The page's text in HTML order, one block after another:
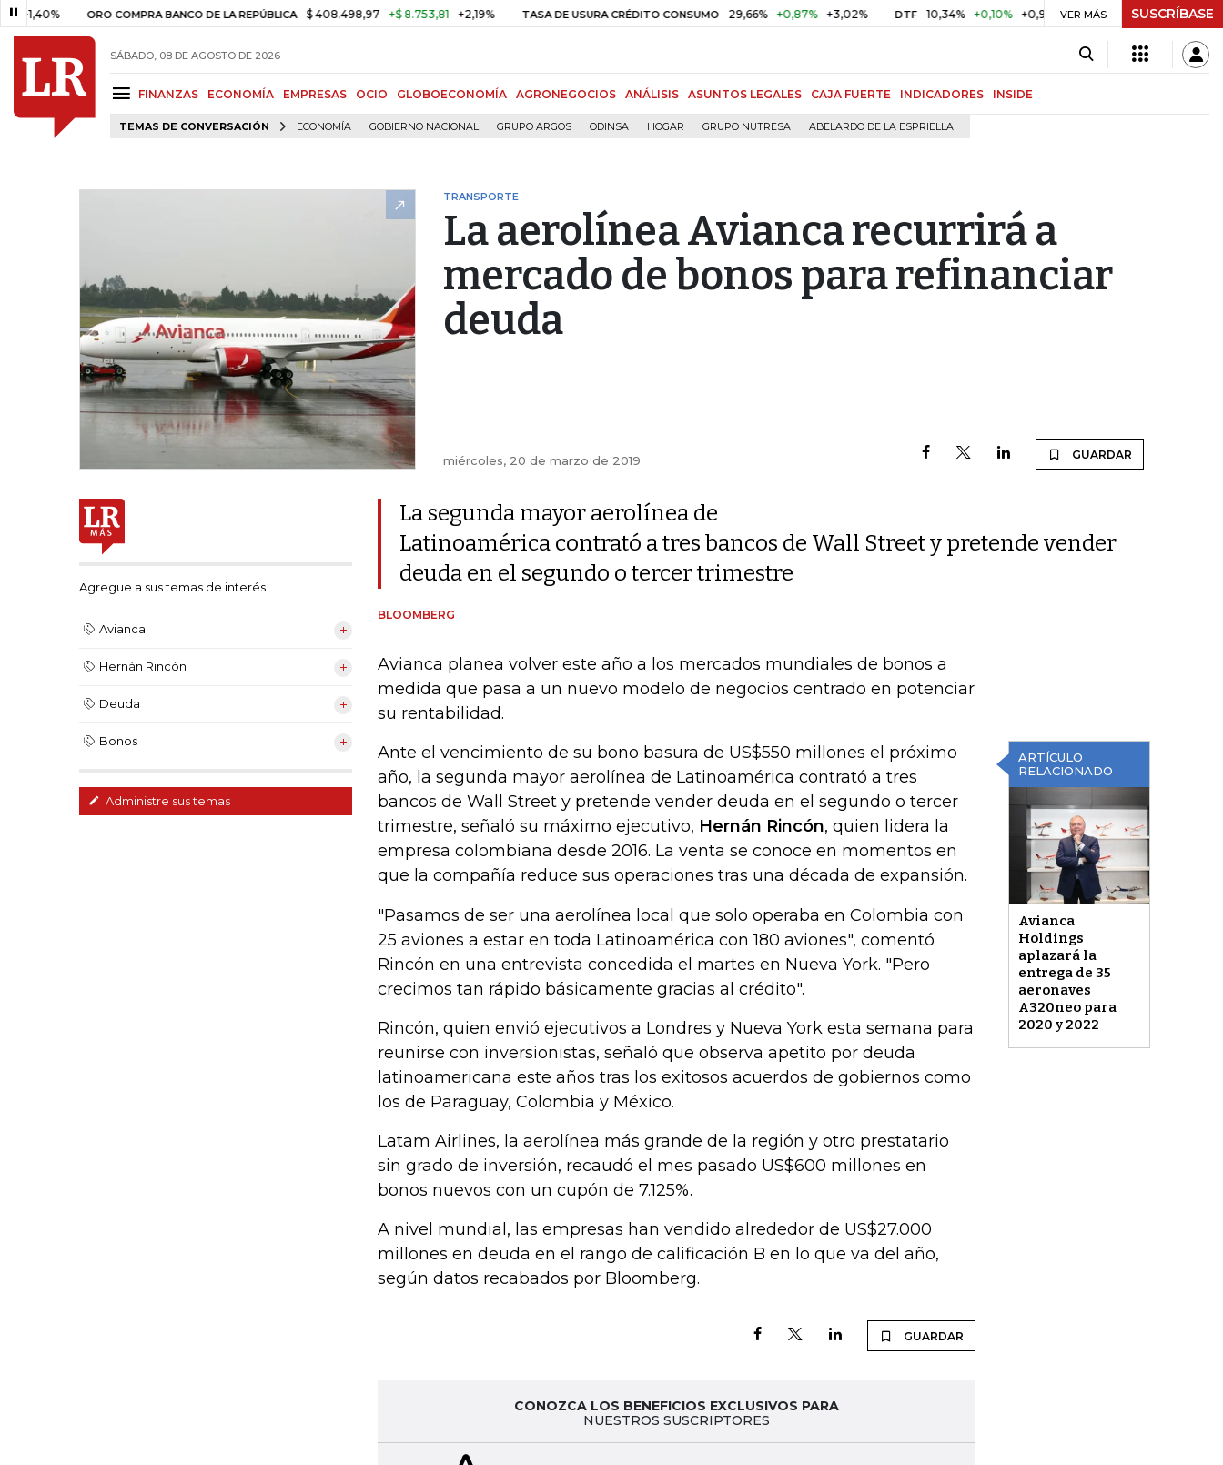
ORO COMPRA BANCO DE LA REPÚBLICA $ 408.498,97 +$ 8.753,81 +2,19% TASA DE USURA CRÉDITO CONSUMO 29,66% +0,87% +3,02% DTF 10,34% +0,10% +0,98% UVR $ 416,96 +$ 0,05 +0,01%
VER MÁS SUSCRÍBASE
SÁBADO, 08 DE AGOSTO DE 2026
FINANZAS ECONOMÍA EMPRESAS OCIO GLOBOECONOMÍA AGRONEGOCIOS ANÁLISIS ASUNTOS LEGALES CAJA FUERTE INDICADORES INSIDE
TEMAS DE CONVERSACIÓN ECONOMÍA GOBIERNO NACIONAL GRUPO ARGOS ODINSA HOGAR GRUPO NUTRESA ABELARDO DE LA ESPRIELLA
TRANSPORTE
La aerolínea Avianca recurrirá a
mercado de bonos para refinanciar
deuda
miércoles, 20 de marzo de 2019 GUARDAR
Agregue a sus temas de interés
Avianca
Hernán Rincón
Deuda
Bonos
Administre sus temas
La segunda mayor aerolínea de
Latinoamérica contrató a tres bancos de Wall Street y pretende vender
deuda en el segundo o tercer trimestre
BLOOMBERG
Avianca planea volver este año a los mercados mundiales de bonos a
medida que pasa a un nuevo modelo de negocios centrado en potenciar
su rentabilidad.
ARTÍCULO
RELACIONADO
Avianca
Holdings
aplazará la
entrega de 35
aeronaves
A320neo para
2020 y 2022
Ante el vencimiento de su bono basura de US$550 millones el próximo
año, la segunda mayor aerolínea de Latinoamérica contrató a tres
bancos de Wall Street y pretende vender deuda en el segundo o tercer
trimestre, señaló su máximo ejecutivo, Hernán Rincón, quien lidera la
empresa colombiana desde 2016. La venta se conoce en momentos en
que la compañía reduce sus operaciones tras una década de expansión.
"Pasamos de ser una aerolínea local que solo operaba en Colombia con
25 aviones a estar en toda Latinoamérica con 180 aviones", comentó
Rincón en una entrevista concedida el martes en Nueva York. "Pero
crecimos tan rápido básicamente gracias al crédito".
Rincón, quien envió ejecutivos a Londres y Nueva York esta semana para
reunirse con inversionistas, señaló que observa apetito por deuda
latinoamericana este años tras los exitosos acuerdos de gobiernos como
los de Paraguay, Colombia y México.
Latam Airlines, la aerolínea más grande de la región y otro prestatario
sin grado de inversión, recaudó el mes pasado US$600 millones en
bonos nuevos con un cupón de 7.125%.
A nivel mundial, las empresas han vendido alrededor de US$27.000
millones en deuda en el rango de calificación B en lo que va del año,
según datos recabados por Bloomberg.
GUARDAR
CONOZCA LOS BENEFICIOS EXCLUSIVOS PARA
NUESTROS SUSCRIPTORES